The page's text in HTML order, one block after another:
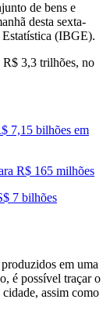
de bens e
desta sexta-
(IBGE).
3,3 trilhões, no
7,15 bilhões em
R$ 165 milhões
7 bilhões
em uma
é possível traçar o
assim como